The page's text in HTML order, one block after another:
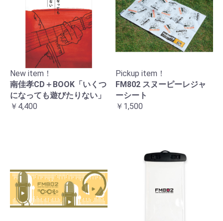
New item！
南佳孝CD＋BOOK「いくつ
になっても遊びたりない」
￥4,400
Pickup item！
FM802 スヌーピーレジャ
ーシート
￥1,500